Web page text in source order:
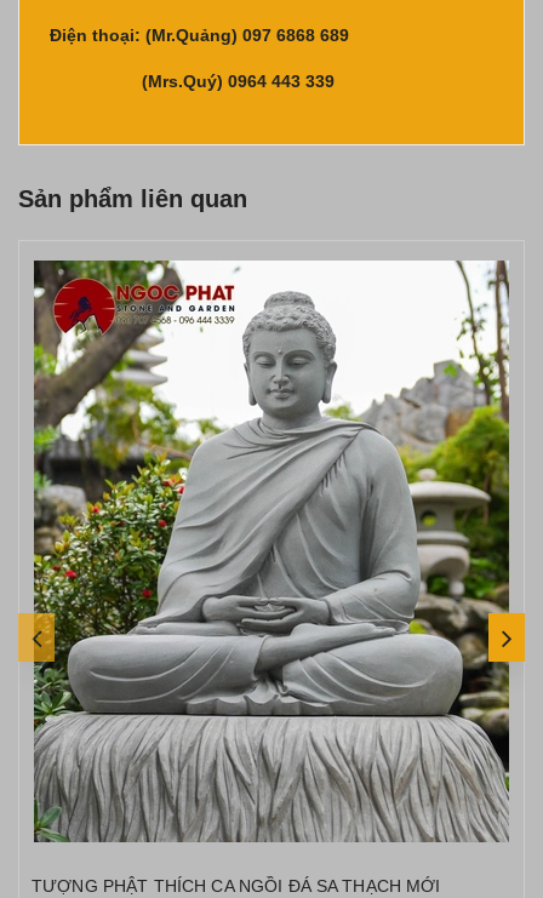
Điện thoại: (Mr.Quảng) 097 6868 689
(Mrs.Quý) 0964 443 339
Sản phẩm liên quan
TƯỢNG PHẬT THÍCH CA NGỒI ĐÁ SA THẠCH MỚI